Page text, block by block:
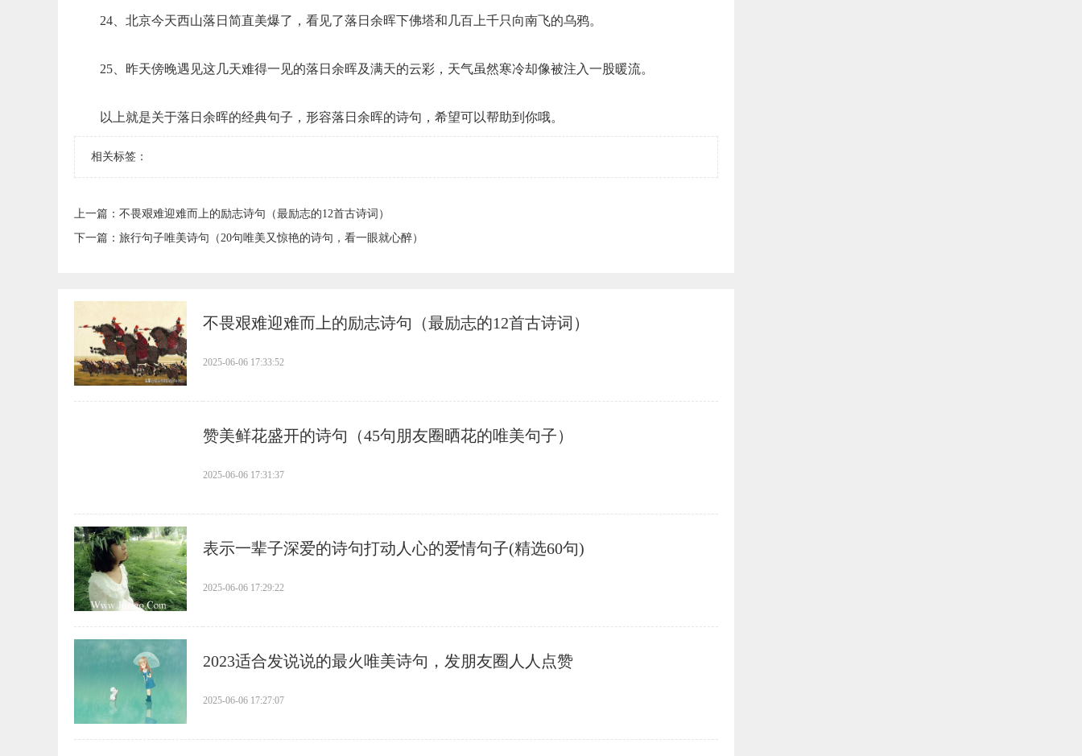
24、北京今天西山落日简直美爆了，看见了落日余晖下佛塔和几百上千只向南飞的乌鸦。
25、昨天傍晚遇见这几天难得一见的落日余晖及满天的云彩，天气虽然寒冷却像被注入一股暖流。
以上就是关于落日余晖的经典句子，形容落日余晖的诗句，希望可以帮助到你哦。
相关标签：
上一篇： ​不畏艰难迎难而上的励志诗句（最励志的12首古诗词）
下一篇： ​旅行句子唯美诗句（20句唯美又惊艳的诗句，看一眼就心醉）
​不畏艰难迎难而上的励志诗句（最励志的12首古诗词）
2025-06-06 17:33:52
​赞美鲜花盛开的诗句（45句朋友圈晒花的唯美句子）
2025-06-06 17:31:37
​表示一辈子深爱的诗句打动人心的爱情句子(精选60句)
2025-06-06 17:29:22
​2023适合发说说的最火唯美诗句，发朋友圈人人点赞
2025-06-06 17:27:07